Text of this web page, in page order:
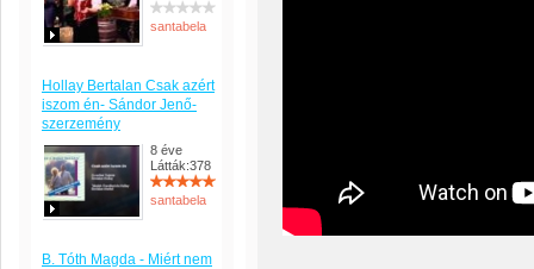
santabela
Hollay Bertalan Csak azért
iszom én- Sándor Jenő-
szerzemény
8 éve
Látták:378
santabela
B. Tóth Magda - Miért nem